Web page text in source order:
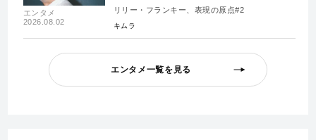
エンタメ
2026.08.02
リリー・フランキー、表現の原点#2
キムラ
エンタメ一覧を見る